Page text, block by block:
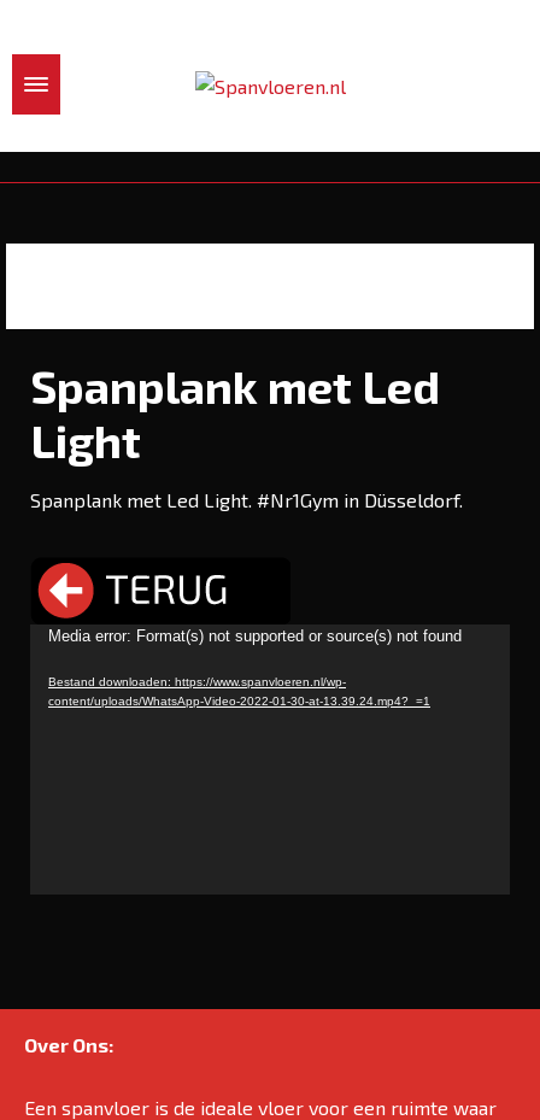
Spanplank met Led
Light
Spanplank met Led Light. #Nr1Gym in Düsseldorf.
Videospeler
Media error: Format(s) not supported or source(s) not found
Bestand downloaden: https://www.spanvloeren.nl/wp-
content/uploads/WhatsApp-Video-2022-01-30-at-13.39.24.mp4?_=1
Over Ons:
Een spanvloer is de ideale vloer voor een ruimte waar